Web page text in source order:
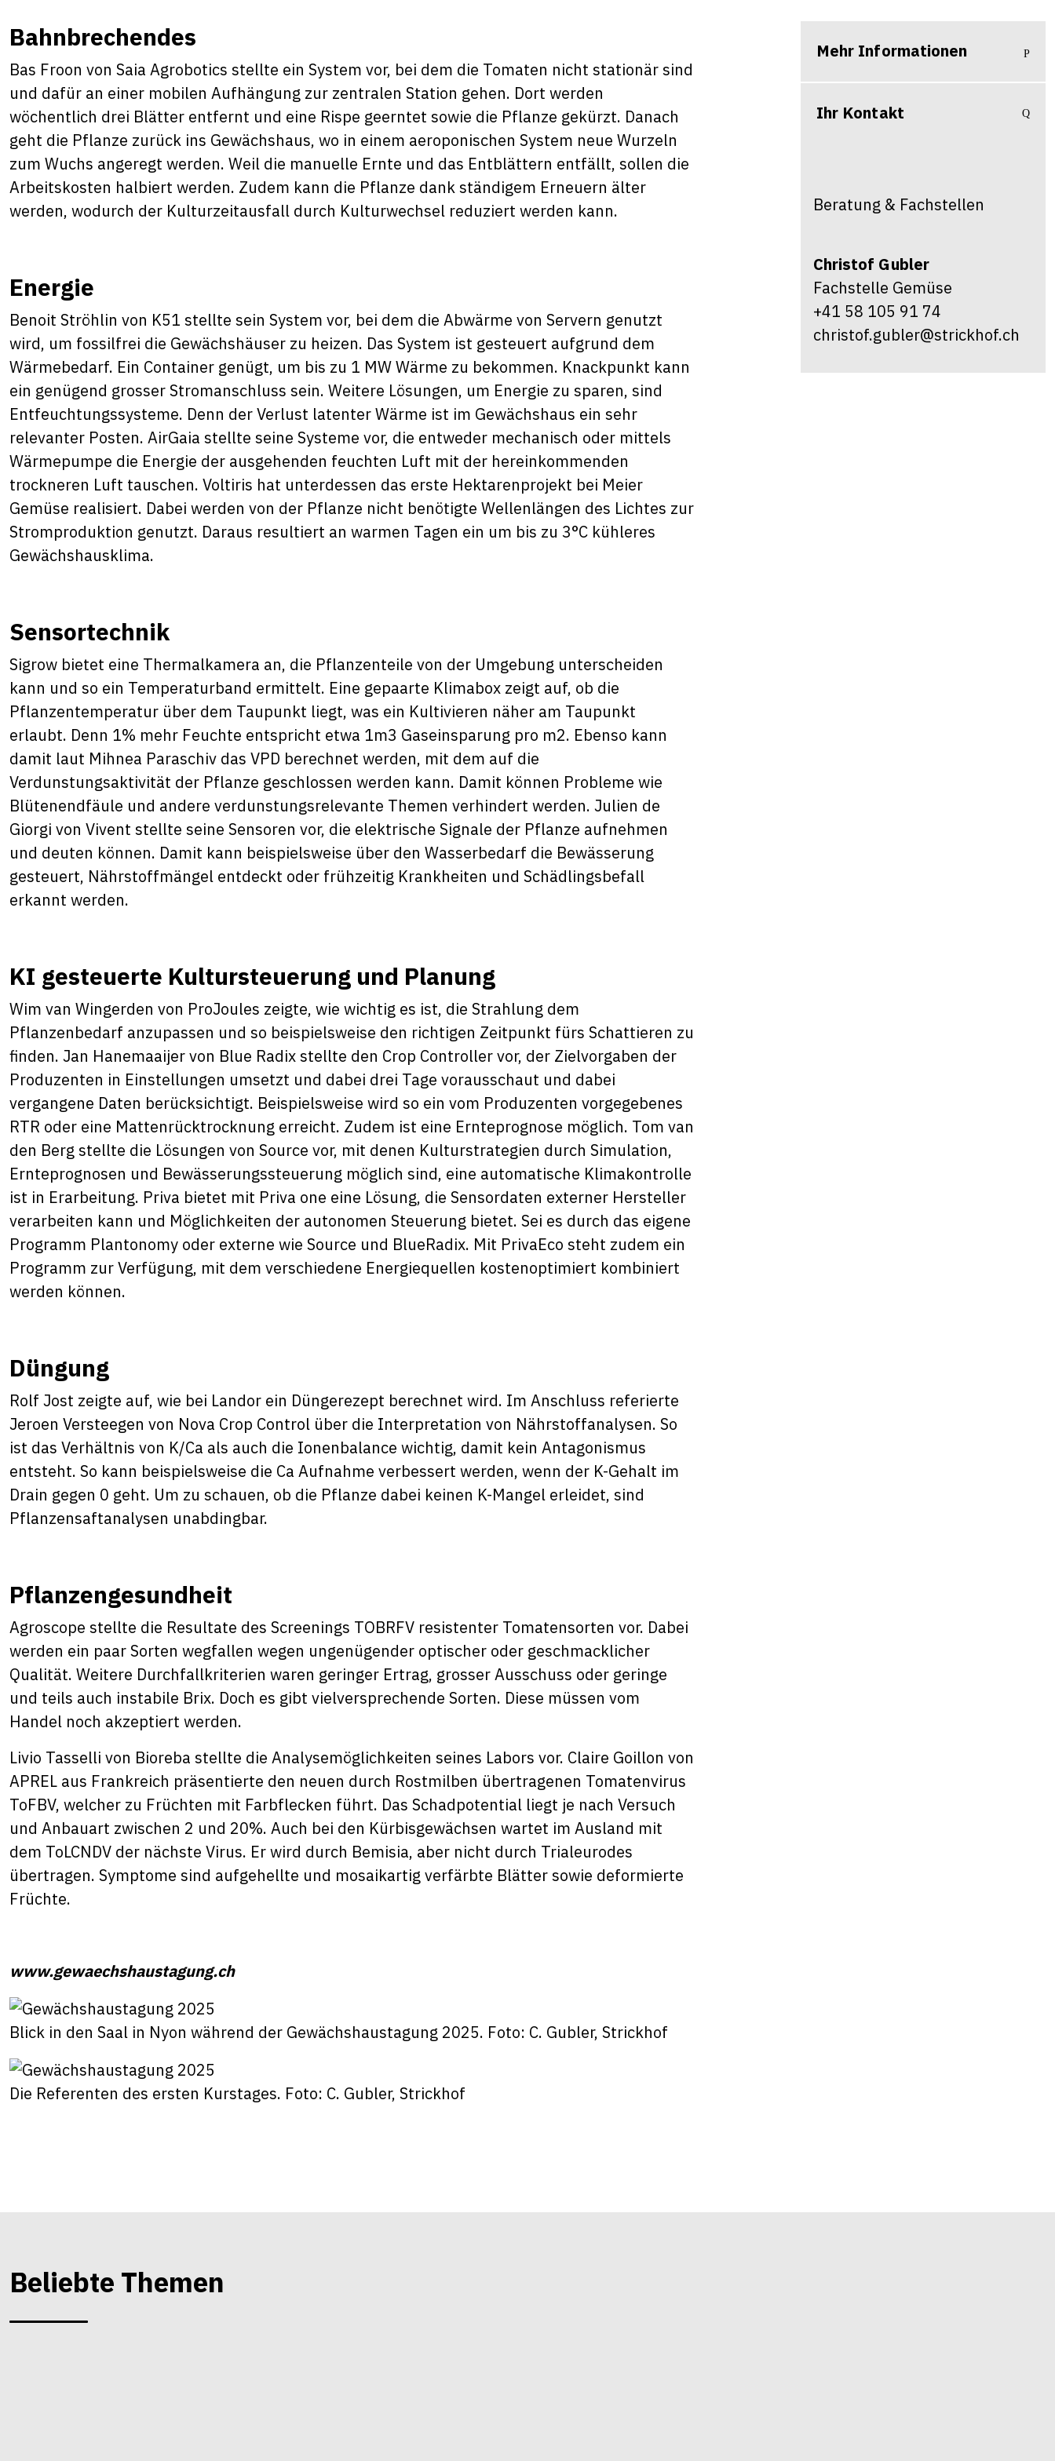
Bahnbrechendes
Bas Froon von Saia Agrobotics stellte ein System vor, bei dem die Tomaten nicht stationär sind
und dafür an einer mobilen Aufhängung zur zentralen Station gehen. Dort werden
wöchentlich drei Blätter entfernt und eine Rispe geerntet sowie die Pflanze gekürzt. Danach
geht die Pflanze zurück ins Gewächshaus, wo in einem aeroponischen System neue Wurzeln
zum Wuchs angeregt werden. Weil die manuelle Ernte und das Entblättern entfällt, sollen die
Arbeitskosten halbiert werden. Zudem kann die Pflanze dank ständigem Erneuern älter
werden, wodurch der Kulturzeitausfall durch Kulturwechsel reduziert werden kann.
Energie
Benoit Ströhlin von K51 stellte sein System vor, bei dem die Abwärme von Servern genutzt
wird, um fossilfrei die Gewächshäuser zu heizen. Das System ist gesteuert aufgrund dem
Wärmebedarf. Ein Container genügt, um bis zu 1 MW Wärme zu bekommen. Knackpunkt kann
ein genügend grosser Stromanschluss sein. Weitere Lösungen, um Energie zu sparen, sind
Entfeuchtungssysteme. Denn der Verlust latenter Wärme ist im Gewächshaus ein sehr
relevanter Posten. AirGaia stellte seine Systeme vor, die entweder mechanisch oder mittels
Wärmepumpe die Energie der ausgehenden feuchten Luft mit der hereinkommenden
trockneren Luft tauschen. Voltiris hat unterdessen das erste Hektarenprojekt bei Meier
Gemüse realisiert. Dabei werden von der Pflanze nicht benötigte Wellenlängen des Lichtes zur
Stromproduktion genutzt. Daraus resultiert an warmen Tagen ein um bis zu 3°C kühleres
Gewächshausklima.
Sensortechnik
Sigrow bietet eine Thermalkamera an, die Pflanzenteile von der Umgebung unterscheiden
kann und so ein Temperaturband ermittelt. Eine gepaarte Klimabox zeigt auf, ob die
Pflanzentemperatur über dem Taupunkt liegt, was ein Kultivieren näher am Taupunkt
erlaubt. Denn 1% mehr Feuchte entspricht etwa 1m3 Gaseinsparung pro m2. Ebenso kann
damit laut Mihnea Paraschiv das VPD berechnet werden, mit dem auf die
Verdunstungsaktivität der Pflanze geschlossen werden kann. Damit können Probleme wie
Blütenendfäule und andere verdunstungsrelevante Themen verhindert werden. Julien de
Giorgi von Vivent stellte seine Sensoren vor, die elektrische Signale der Pflanze aufnehmen
und deuten können. Damit kann beispielsweise über den Wasserbedarf die Bewässerung
gesteuert, Nährstoffmängel entdeckt oder frühzeitig Krankheiten und Schädlingsbefall
erkannt werden.
KI gesteuerte Kultursteuerung und Planung
Wim van Wingerden von ProJoules zeigte, wie wichtig es ist, die Strahlung dem
Pflanzenbedarf anzupassen und so beispielsweise den richtigen Zeitpunkt fürs Schattieren zu
finden. Jan Hanemaaijer von Blue Radix stellte den Crop Controller vor, der Zielvorgaben der
Produzenten in Einstellungen umsetzt und dabei drei Tage vorausschaut und dabei
vergangene Daten berücksichtigt. Beispielsweise wird so ein vom Produzenten vorgegebenes
RTR oder eine Mattenrücktrocknung erreicht. Zudem ist eine Ernteprognose möglich. Tom van
den Berg stellte die Lösungen von Source vor, mit denen Kulturstrategien durch Simulation,
Ernteprognosen und Bewässerungssteuerung möglich sind, eine automatische Klimakontrolle
ist in Erarbeitung. Priva bietet mit Priva one eine Lösung, die Sensordaten externer Hersteller
verarbeiten kann und Möglichkeiten der autonomen Steuerung bietet. Sei es durch das eigene
Programm Plantonomy oder externe wie Source und BlueRadix. Mit PrivaEco steht zudem ein
Programm zur Verfügung, mit dem verschiedene Energiequellen kostenoptimiert kombiniert
werden können.
Düngung
Rolf Jost zeigte auf, wie bei Landor ein Düngerezept berechnet wird. Im Anschluss referierte
Jeroen Versteegen von Nova Crop Control über die Interpretation von Nährstoffanalysen. So
ist das Verhältnis von K/Ca als auch die Ionenbalance wichtig, damit kein Antagonismus
entsteht. So kann beispielsweise die Ca Aufnahme verbessert werden, wenn der K-Gehalt im
Drain gegen 0 geht. Um zu schauen, ob die Pflanze dabei keinen K-Mangel erleidet, sind
Pflanzensaftanalysen unabdingbar.
Pflanzengesundheit
Agroscope stellte die Resultate des Screenings TOBRFV resistenter Tomatensorten vor. Dabei
werden ein paar Sorten wegfallen wegen ungenügender optischer oder geschmacklicher
Qualität. Weitere Durchfallkriterien waren geringer Ertrag, grosser Ausschuss oder geringe
und teils auch instabile Brix. Doch es gibt vielversprechende Sorten. Diese müssen vom
Handel noch akzeptiert werden.
Livio Tasselli von Bioreba stellte die Analysemöglichkeiten seines Labors vor. Claire Goillon von
APREL aus Frankreich präsentierte den neuen durch Rostmilben übertragenen Tomatenvirus
ToFBV, welcher zu Früchten mit Farbflecken führt. Das Schadpotential liegt je nach Versuch
und Anbauart zwischen 2 und 20%. Auch bei den Kürbisgewächsen wartet im Ausland mit
dem ToLCNDV der nächste Virus. Er wird durch Bemisia, aber nicht durch Trialeurodes
übertragen. Symptome sind aufgehellte und mosaikartig verfärbte Blätter sowie deformierte
Früchte.
www.gewaechshaustagung.ch
Blick in den Saal in Nyon während der Gewächshaustagung 2025. Foto: C. Gubler, Strickhof
Die Referenten des ersten Kurstages. Foto: C. Gubler, Strickhof
Mehr Informationen
Ihr Kontakt
Beratung & Fachstellen
Christof Gubler
Fachstelle Gemüse
+41 58 105 91 74
christof.gubler@strickhof.ch
Beliebte Themen